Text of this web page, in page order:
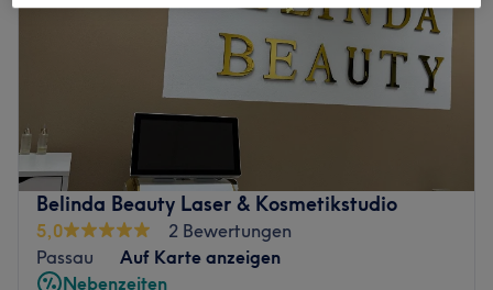
Belinda Beauty Laser & Kosmetikstudio
5,0
2 Bewertungen
Passau
Auf Karte anzeigen
Nebenzeiten